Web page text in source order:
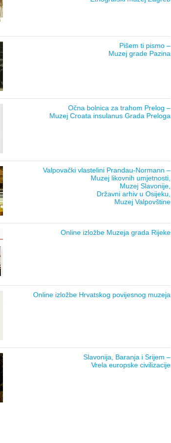
Pišem ti pismo –
Muzej grade Pazina
Očna bolnica za trahom Prelog –
Muzej Croata insulanus Grada Preloga
Valpovački vlastelini Prandau-Normann –
Muzej likovnih umjetnosti,
Muzej Slavonije,
Državni arhiv u Osijeku,
Muzej Valpovštine
Online izložbe Muzeja grada Rijeke
Online izložbe Hrvatskog povijesnog muzeja
Slavonija, Baranja i Srijem –
Vrela europske civilizacije